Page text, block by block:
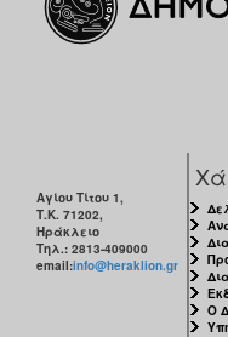
Αγίου Τίτου 1,
Τ.Κ. 71202,
Ηράκλειο
Τηλ.: 2813-409000
email:info@heraklion.gr
Ο